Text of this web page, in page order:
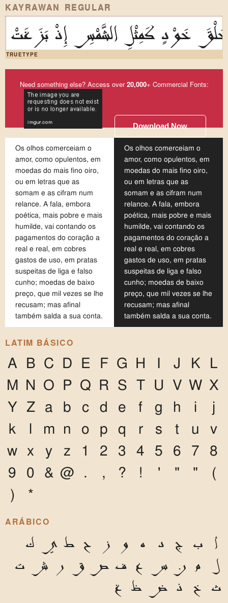
KAYRAWAN REGULAR
خَوْدٍ كَمِثْلِ الشَّمْسِ إِذْ بَزَغَتْ
TRUETYPE
Need something else? Access over20,000+ Commercial Fonts:
Download Now
Os olhos comerceiam o
amor, como opulentos, em
moedas do mais fino oiro,
ou em letras que as
somam e as cifram num
relance. A fala, embora
poética, mais pobre e mais
humilde, vai contando os
pagamentos do coração a
real e real, em cobres
gastos de uso, em pratas
suspeitas de liga e falso
cunho; moedas de baixo
preço, que mil vezes se lhe
recusam; mas afinal
também salda a sua conta.
Os olhos comerceiam o
amor, como opulentos, em
moedas do mais fino oiro,
ou em letras que as
somam e as cifram num
relance. A fala, embora
poética, mais pobre e mais
humilde, vai contando os
pagamentos do coração a
real e real, em cobres
gastos de uso, em pratas
suspeitas de liga e falso
cunho; moedas de baixo
preço, que mil vezes se lhe
recusam; mas afinal
também salda a sua conta.
LATIM BÁSICO
A B C D E F G H I J K L
M N O P Q R S T U V W X
Y Z a b c d e f g h i
j
k l m n o p q r s t u v
w x y z 1 2 3 4 5 6 7 8
9 0 & @ . , ? ! ' " " (
) *
ARÁBICO
أ ب ج د ه و ز ح ط ي
ك
ل
م ن س ع ف ص ق ر ش ت
ث خ ذ ض ظ غ